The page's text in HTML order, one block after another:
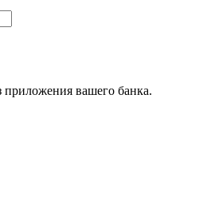
приложения вашего банка.